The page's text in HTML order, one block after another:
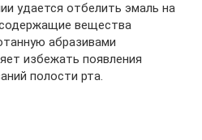
удается отбелить эмаль на
вещества
абразивами
избежать появления
полости рта.